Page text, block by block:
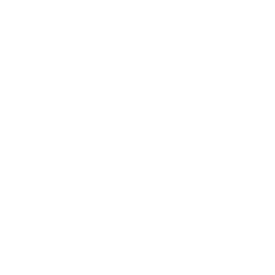
da Agricultura e Pecuária
e setembro deste ano: o
com o Instituto Brasileiro de
da SomaFlux. “Nossos times
especialmente na regulagem de
a estudar a marca e
estrutura e entender a viabilidade